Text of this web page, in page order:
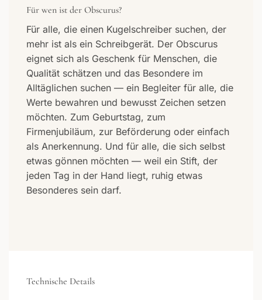
Für wen ist der Obscurus?
Für alle, die einen Kugelschreiber suchen, der
mehr ist als ein Schreibgerät. Der Obscurus
eignet sich als Geschenk für Menschen, die
Qualität schätzen und das Besondere im
Alltäglichen suchen — ein Begleiter für alle, die
Werte bewahren und bewusst Zeichen setzen
möchten. Zum Geburtstag, zum
Firmenjubiläum, zur Beförderung oder einfach
als Anerkennung. Und für alle, die sich selbst
etwas gönnen möchten — weil ein Stift, der
jeden Tag in der Hand liegt, ruhig etwas
Besonderes sein darf.
Technische Details